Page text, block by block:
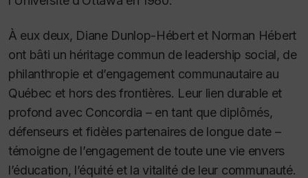
À eux deux, Diane Dunlop-Hébert et Norman Hébert
ont bâti un héritage commun de leadership social, de
philanthropie et d’engagement communautaire au
Québec et hors des frontières. Leur lien durable et
profond avec Concordia – en tant que diplômés,
défenseurs et fidèles partenaires de longue date –
témoigne de l’engagement de toute une vie envers
l’éducation, l’équité et la vitalité de leur communauté.